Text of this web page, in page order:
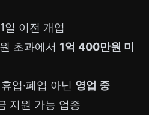
일 이전 개업
초과에서 1억 400만원 미
업·폐업 아닌 영업 중
지원 가능 업종